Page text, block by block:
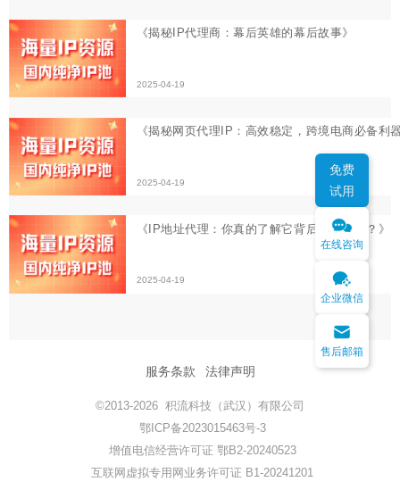
《IP地址代理：你真的了解它背后的秘密吗？》
2025-04-19
服务条款 法律声明
©2013-2026 积流科技（武汉）有限公司
鄂ICP备2023015463号-3
增值电信经营许可证 鄂B2-20240523
互联网虚拟专用网业务许可证 B1-20241201
免费
试用
在线咨询
企业微信
售后邮箱